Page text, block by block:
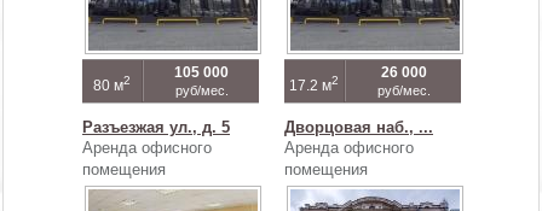
80 м2 105 000
руб/мес. 17.2 м2 26 000
руб/мес.
Разъезжая ул., д. 5
Аренда офисного
помещения
Дворцовая наб., ...
Аренда офисного
помещения